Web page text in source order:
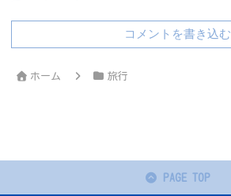
コメントを書き込む
ホーム 旅行
PAGE TOP